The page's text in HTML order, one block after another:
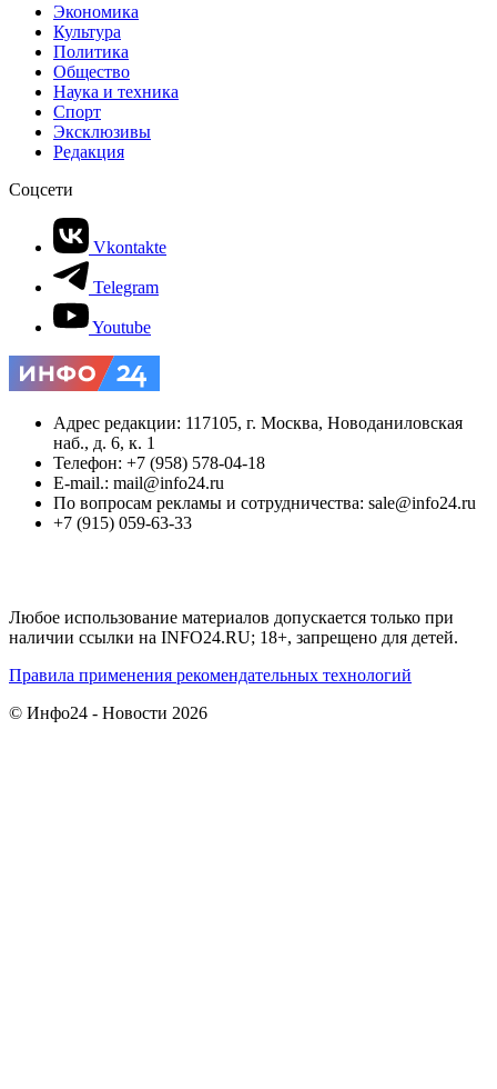
Экономика
Культура
Политика
Общество
Наука и техника
Спорт
Эксклюзивы
Редакция
Соцсети
Vkontakte
Telegram
Youtube
Адрес редакции: 117105, г. Москва, Новоданиловская
наб., д. 6, к. 1
Телефон: +7 (958) 578-04-18
E-mail.: mail@info24.ru
По вопросам рекламы и сотрудничества: sale@info24.ru
+7 (915) 059-63-33
Любое использование материалов допускается только при
наличии ссылки на INFO24.RU; 18+, запрещено для детей.
Правила применения рекомендательных технологий
© Инфо24 - Новости 2026